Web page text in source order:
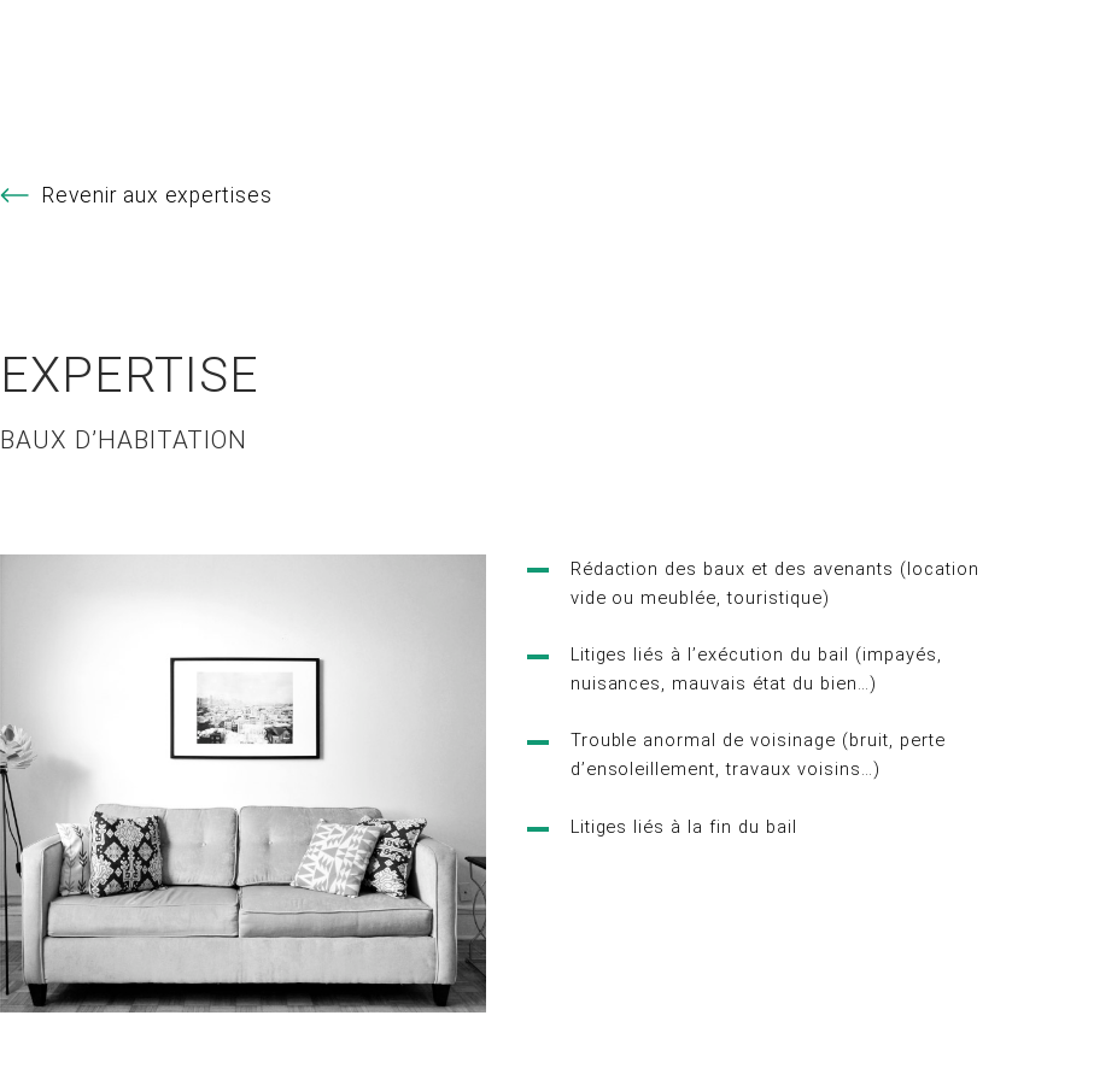
Revenir aux expertises
EXPERTISE
BAUX D’HABITATION
Rédaction des baux et des avenants (location
vide ou meublée, touristique)
Litiges liés à l’exécution du bail (impayés,
nuisances, mauvais état du bien…)
Trouble anormal de voisinage (bruit, perte
d’ensoleillement, travaux voisins…)
Litiges liés à la fin du bail